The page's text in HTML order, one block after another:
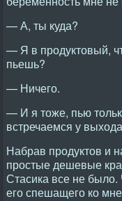
— А, ты куда?
— Я в продуктовый,
пьешь?
— Ничего.
— И я тоже, пью
встречаемся у
Набрав продуктов и
простые дешевые
Стасика все не
его спешащего ко